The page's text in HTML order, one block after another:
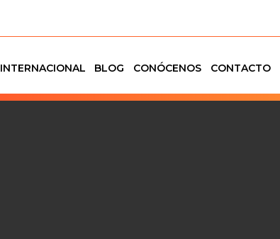
INTERNACIONAL BLOG CONÓCENOS CONTACTO